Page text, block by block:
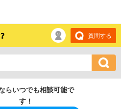
質問する
らいつでも相談可能で
す！